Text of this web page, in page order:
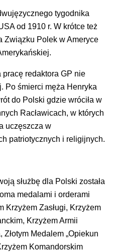
tygodnika
od 1910 r. W krótce też
Związku Polek w Ameryce
pracę redaktora GP nie
Po śmierci męża Henryka
do Polski gdzie wróciła w
Racławicach, w których
uczęszcza w
patriotycznych i religijnych.
służbę dla Polski została
medalami i orderami
Krzyżem Zasługi, Krzyżem
Krzyżem Armii
Medalem „Opiekun
Komandorskim